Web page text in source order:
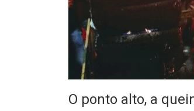
O ponto alto, a